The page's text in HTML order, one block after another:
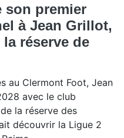
son premier
à Jean Grillot,
réserve de
au Clermont Foot, Jean
avec le club
la réserve des
découvrir la Ligue 2